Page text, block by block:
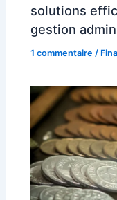
solutions
gestion
1 commentaire /